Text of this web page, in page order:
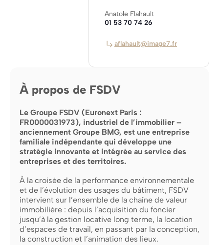
Anatole Flahault
01 53 70 74 26
aflahault@image7.fr
À propos de FSDV
Le Groupe FSDV (Euronext Paris :
FR0000031973), industriel de l’immobilier –
anciennement Groupe BMG, est une entreprise
familiale indépendante qui développe une
stratégie innovante et intégrée au service des
entreprises et des territoires.
À la croisée de la performance environnementale
et de l’évolution des usages du bâtiment, FSDV
intervient sur l’ensemble de la chaîne de valeur
immobilière : depuis l’acquisition du foncier
jusqu’à la gestion locative long terme, la location
d’espaces de travail, en passant par la conception,
la construction et l’animation des lieux.